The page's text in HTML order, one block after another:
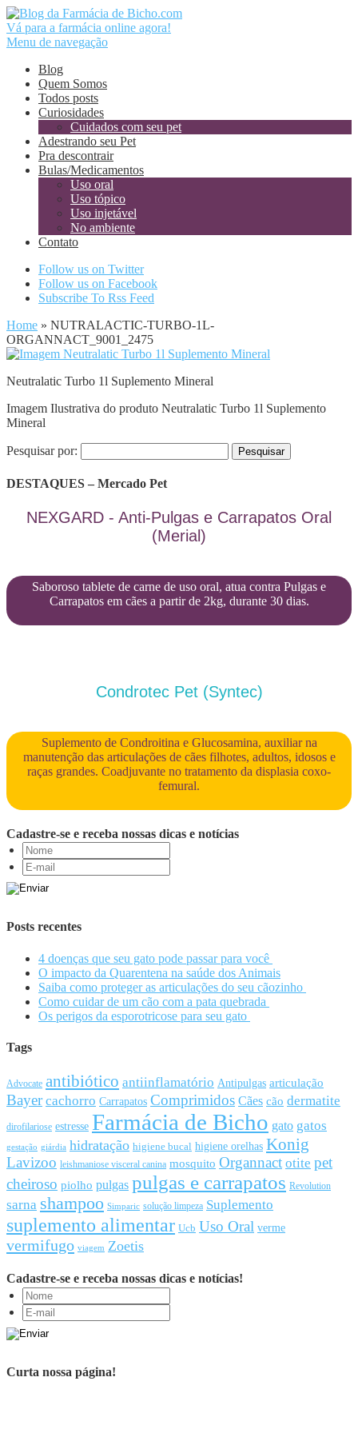
Vá para a farmácia online agora!
Menu de navegação
Blog
Quem Somos
Todos posts
Curiosidades
Cuidados com seu pet
Adestrando seu Pet
Pra descontrair
Bulas/Medicamentos
Uso oral
Uso tópico
Uso injetável
No ambiente
Contato
Follow us on Twitter
Follow us on Facebook
Subscribe To Rss Feed
Home » NUTRALACTIC-TURBO-1L-
ORGANNACT_9001_2475
Neutralatic Turbo 1l Suplemento Mineral
Imagem Ilustrativa do produto Neutralatic Turbo 1l Suplemento
Mineral
Pesquisar por:
DESTAQUES – Mercado Pet
NEXGARD - Anti-Pulgas e Carrapatos Oral
(Merial)
Saboroso tablete de carne de uso oral, atua contra Pulgas e
Carrapatos em cães a partir de 2kg, durante 30 dias.
Condrotec Pet (Syntec)
Suplemento de Condroitina e Glucosamina, auxiliar na
manutenção das articulações de cães filhotes, adultos, idosos e
raças grandes. Coadjuvante no tratamento da displasia coxo-
femural.
Cadastre-se e receba nossas dicas e notícias
Posts recentes
4 doenças que seu gato pode passar para você
O impacto da Quarentena na saúde dos Animais
Saiba como proteger as articulações do seu cãozinho
Como cuidar de um cão com a pata quebrada
Os perigos da esporotricose para seu gato
Tags
Advocate antibiótico antiinflamatório Antipulgas articulação
Bayer cachorro Carrapatos Comprimidos Cães cão dermatite
dirofilariose estresse Farmácia de Bicho gato gatos
gestação giárdia hidratação higiene bucal higiene orelhas Konig
Lavizoo leishmaniose visceral canina mosquito Organnact otite pet
cheiroso piolho pulgas pulgas e carrapatos Revolution
sarna shampoo Simparic solução limpeza Suplemento
suplemento alimentar Ucb Uso Oral verme
vermifugo viagem Zoetis
Cadastre-se e receba nossas dicas e notícias!
Curta nossa página!